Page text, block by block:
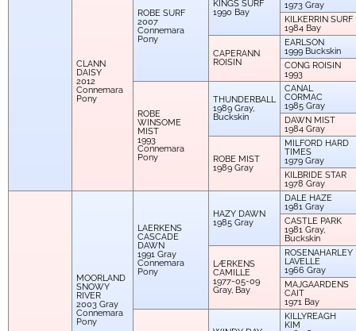
CLANN
DAISY
2012
Connemara
Pony
ROBE SURF
2007
Connemara
Pony
KINGS SURF
1990 Bay
1973 Gray
KILKERRIN SURF
1984 Bay
CAPERANN
ROISIN
EARLSON
1999 Buckskin
CONG ROISIN
1993
ROBE
WINSOME
MIST
1993
Connemara
Pony
THUNDERBALL
1989 Gray,
Buckskin
CANAL
CORMAC
1985 Gray
DAWN MIST
1984 Gray
ROBE MIST
1989 Gray
MILFORD HARD
TIMES
1979 Gray
KILBRIDE STAR
1978 Gray
MOORLAND
SNOWY
RIVER
2003 Gray
Connemara
Pony
LAERKENS
CASCADE
DAWN
1991 Gray
Connemara
Pony
HAZY DAWN
1985 Gray
DALE HAZE
1981 Gray
CASTLE PARK
1981 Gray,
Buckskin
LÆRKENS
CAMILLE
1977-05-09
Gray, Bay
ROSENAHARLEY
LAVELLE
1966 Gray
MAJGAARDENS
CAIT
1971 Bay
KILLYREAGH
KIM